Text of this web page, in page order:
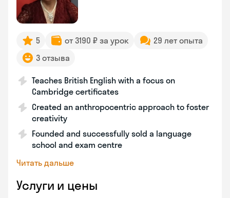
5 от 3190 ₽ за урок
29 лет опыта
3 отзыва
Teaches British English with a focus on
Cambridge certificates
Created an anthropocentric approach to foster
creativity
Founded and successfully sold a language
school and exam centre
Читать дальше
Услуги и цены